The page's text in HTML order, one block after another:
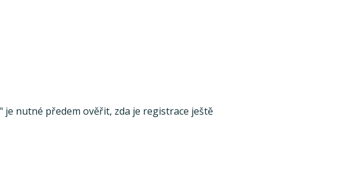
nutné předem ověřit, zda je registrace ještě